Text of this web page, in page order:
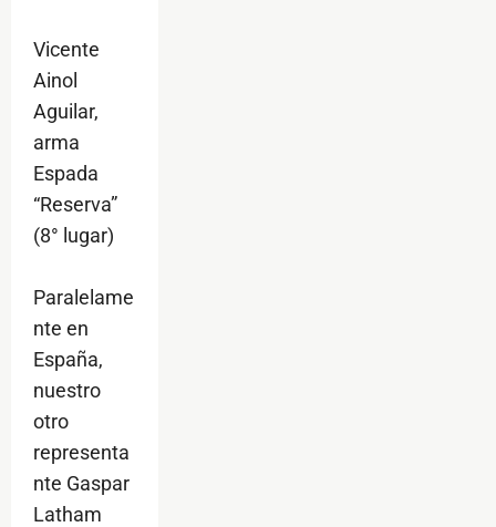
Vicente
Ainol
Aguilar,
arma
Espada
“Reserva”
(8° lugar)
Paralelame
nte en
España,
nuestro
otro
representa
nte Gaspar
Latham